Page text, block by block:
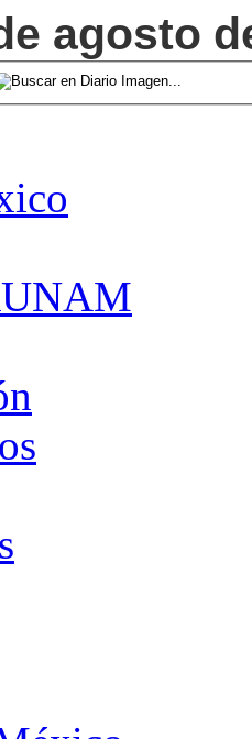
agosto